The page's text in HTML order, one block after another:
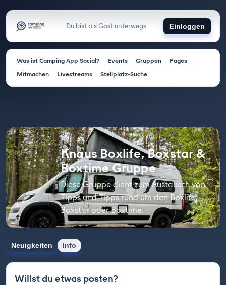
Du bist als Gast unterwegs. Einloggen
Was ist Camping App Social? Events Gruppen
Pages
Mitmachen
Livestreams Stellplatz-Suche
Knaus Boxlife, Boxstar &
Boxtime Gruppe
Diese Gruppe dient zum Austausch von
Tipps und Tipps rund um den Boxlife,
Boxstar oder Boxtime.
Neuigkeiten Info
Willst du etwas posten?